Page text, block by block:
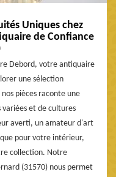
Uniques chez
de Confiance
Debord, votre antiquaire
une sélection
pièces raconte une
et de cultures
averti, un amateur d'art
pour votre intérieur,
collection. Notre
(31570) nous permet